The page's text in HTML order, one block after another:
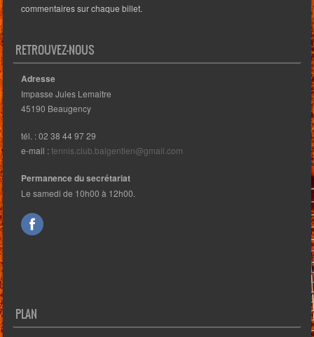
commentaires sur chaque billet.
RETROUVEZ-NOUS
Adresse
Impasse Jules Lemaitre
45190 Beaugency
tél. : 02 38 44 97 29
e-mail :tennis.club.balgentien@gmail.com
Permanence du secrétariat
Le samedi de 10h00 à 12h00.
PLAN